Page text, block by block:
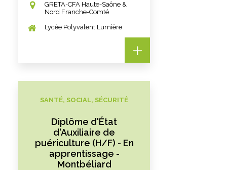
GRETA-CFA Haute-Saône &
Nord Franche-Comté
Lycée Polyvalent Lumière
SANTÉ, SOCIAL, SÉCURITÉ
Diplôme d'État
d'Auxiliaire de
puériculture (H/F) - En
apprentissage -
Montbéliard